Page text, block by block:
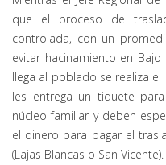
que el proceso de
controlada, con un
evitar hacinamiento en
llega al poblado se realiza
les entrega un tiquete
núcleo familiar y deben
el dinero para pagar el
(Lajas Blancas o San Vicente).